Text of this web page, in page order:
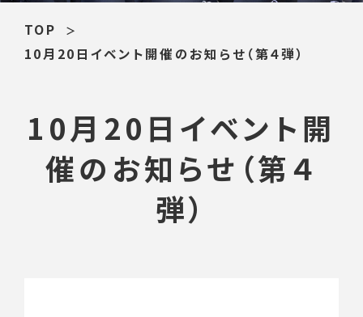
TOP
10月20日イベント開催のお知らせ（第４弾）
10月20日イベント開
催のお知らせ（第４
弾）